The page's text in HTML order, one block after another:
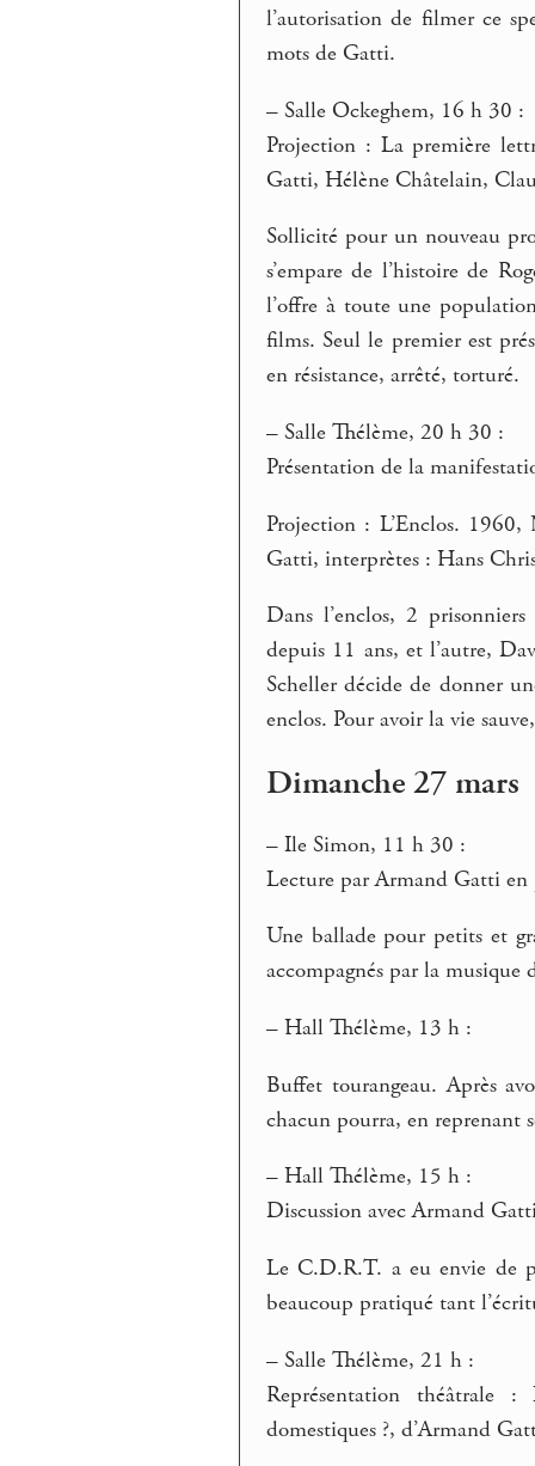
l’autorisation de filmer ce
mots de Gatti.
– Salle Ockeghem, 16 h 30 :
Projection : La première
Gatti, Hélène Châtelain,
Sollicité pour un nouveau
s’empare de l’histoire de
l’offre à toute une
films. Seul le premier est
en résistance, arrêté, torturé.
– Salle Thélème, 20 h 30 :
Présentation de la
Projection : L’Enclos.
Gatti, interprètes : Hans
Dans l’enclos, 2
depuis 11 ans, et l’autre,
Scheller décide de donner
enclos. Pour avoir la vie
Dimanche 27 mars
– Ile Simon, 11 h 30 :
Lecture par Armand Gatti en
Une ballade pour petits et
accompagnés par la
– Hall Thélème, 13 h :
Buffet tourangeau. Après
chacun pourra, en reprenant
– Hall Thélème, 15 h :
Discussion avec Armand
Le C.D.R.T. a eu envie de
beaucoup pratiqué tant
– Salle Thélème, 21 h :
Représentation théâtrale
domestiques ?, d’Armand